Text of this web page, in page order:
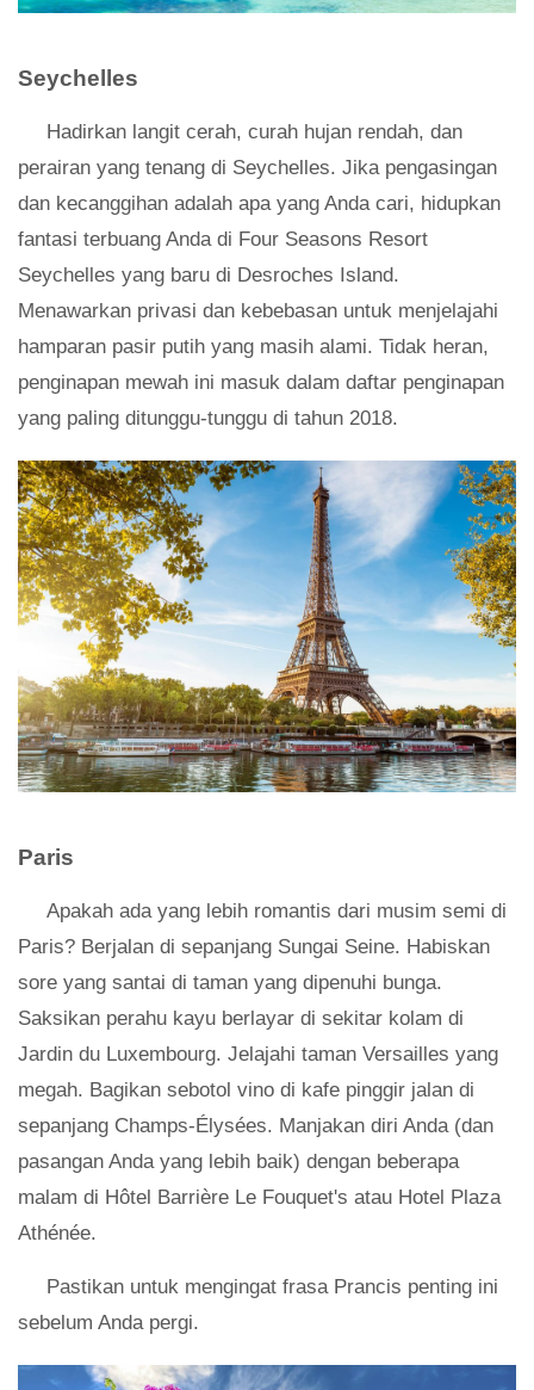
Seychelles
Hadirkan langit cerah, curah hujan rendah, dan
perairan yang tenang di Seychelles. Jika pengasingan
dan kecanggihan adalah apa yang Anda cari, hidupkan
fantasi terbuang Anda di Four Seasons Resort
Seychelles yang baru di Desroches Island.
Menawarkan privasi dan kebebasan untuk menjelajahi
hamparan pasir putih yang masih alami. Tidak heran,
penginapan mewah ini masuk dalam daftar penginapan
yang paling ditunggu-tunggu di tahun 2018.
Paris
Apakah ada yang lebih romantis dari musim semi di
Paris? Berjalan di sepanjang Sungai Seine. Habiskan
sore yang santai di taman yang dipenuhi bunga.
Saksikan perahu kayu berlayar di sekitar kolam di
Jardin du Luxembourg. Jelajahi taman Versailles yang
megah. Bagikan sebotol vino di kafe pinggir jalan di
sepanjang Champs-Élysées. Manjakan diri Anda (dan
pasangan Anda yang lebih baik) dengan beberapa
malam di Hôtel Barrière Le Fouquet's atau Hotel Plaza
Athénée.
Pastikan untuk mengingat frasa Prancis penting ini
sebelum Anda pergi.